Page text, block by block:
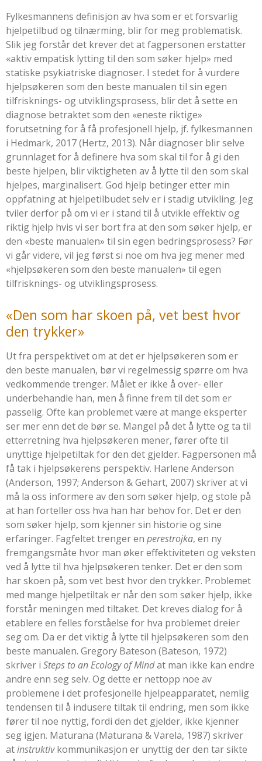
Fylkesmannens definisjon av hva som er et forsvarlig
hjelpetilbud og tilnærming, blir for meg problematisk.
Slik jeg forstår det krever det at fagpersonen erstatter
«aktiv empatisk lytting til den som søker hjelp» med
statiske psykiatriske diagnoser. I stedet for å vurdere
hjelpsøkeren som den beste manualen til sin egen
tilfrisknings- og utviklingsprosess, blir det å sette en
diagnose betraktet som den «eneste riktige»
forutsetning for å få profesjonell hjelp, jf. fylkesmannen
i Hedmark, 2017 (Hertz, 2013). Når diagnoser blir selve
grunnlaget for å definere hva som skal til for å gi den
beste hjelpen, blir viktigheten av å lytte til den som skal
hjelpes, marginalisert. God hjelp betinger etter min
oppfatning at hjelpetilbudet selv er i stadig utvikling. Jeg
tviler derfor på om vi er i stand til å utvikle effektiv og
riktig hjelp hvis vi ser bort fra at den som søker hjelp, er
den «beste manualen» til sin egen bedringsprosess? Før
vi går videre, vil jeg først si noe om hva jeg mener med
«hjelpsøkeren som den beste manualen» til egen
tilfrisknings- og utviklingsprosess.
«Den som har skoen på, vet best hvor
den trykker»
Ut fra perspektivet om at det er hjelpsøkeren som er
den beste manualen, bør vi regelmessig spørre om hva
vedkommende trenger. Målet er ikke å over- eller
underbehandle han, men å finne frem til det som er
passelig. Ofte kan problemet være at mange eksperter
ser mer enn det de bør se. Mangel på det å lytte og ta til
etterretning hva hjelpsøkeren mener, fører ofte til
unyttige hjelpetiltak for den det gjelder. Fagpersonen må
få tak i hjelpsøkerens perspektiv. Harlene Anderson
(Anderson, 1997; Anderson & Gehart, 2007) skriver at vi
må la oss informere av den som søker hjelp, og stole på
at han forteller oss hva han har behov for. Det er den
som søker hjelp, som kjenner sin historie og sine
erfaringer. Fagfeltet trenger en perestrojka, en ny
fremgangsmåte hvor man øker effektiviteten og veksten
ved å lytte til hva hjelpsøkeren tenker. Det er den som
har skoen på, som vet best hvor den trykker. Problemet
med mange hjelpetiltak er når den som søker hjelp, ikke
forstår meningen med tiltaket. Det kreves dialog for å
etablere en felles forståelse for hva problemet dreier
seg om. Da er det viktig å lytte til hjelpsøkeren som den
beste manualen. Gregory Bateson (Bateson, 1972)
skriver i Steps to an Ecology of Mindat man ikke kan endre
andre enn seg selv. Og dette er nettopp noe av
problemene i det profesjonelle hjelpeapparatet, nemlig
tendensen til å indusere tiltak til endring, men som ikke
fører til noe nyttig, fordi den det gjelder, ikke kjenner
seg igjen. Maturana (Maturana & Varela, 1987) skriver
atinstruktiv kommunikasjon er unyttig der den tar sikte